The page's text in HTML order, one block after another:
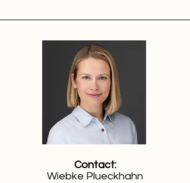
Verfielfältigungen
Abschnitte sind untersagt.
Das Urheberrecht obliegt der Autorin
(Wiebke Plückhahn),
das Dokument ist ihr geistiges
Contact:
Wiebke Plueckhahn